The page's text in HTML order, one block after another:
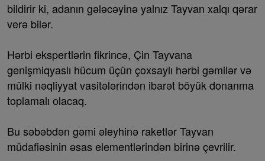
bildirir ki, adanın gələcəyinə yalnız Tayvan xalqı qərar
verə bilər.
Hərbi ekspertlərin fikrincə, Çin Tayvana
genişmiqyaslı hücum üçün çoxsaylı hərbi gəmilər və
mülki nəqliyyat vasitələrindən ibarət böyük donanma
toplamalı olacaq.
Bu səbəbdən gəmi əleyhinə raketlər Tayvan
müdafiəsinin əsas elementlərindən birinə çevrilir.